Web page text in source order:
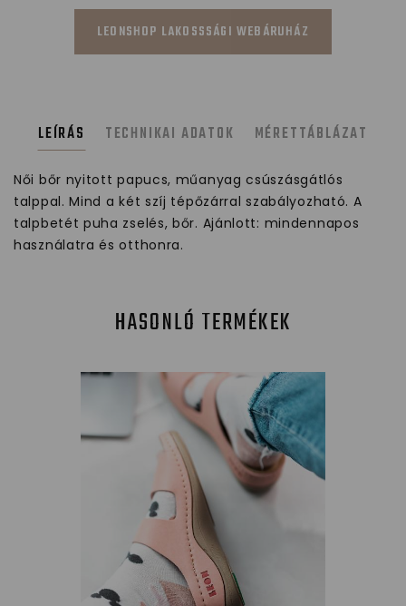
LEONSHOP LAKOSSSÁGI WEBÁRUHÁZ
LEÍRÁS TECHNIKAI ADATOK MÉRETTÁBLÁZAT
Női bőr nyitott papucs, műanyag csúszásgátlós
talppal. Mind a két szíj tépőzárral szabályozható. A
talpbetét puha zselés, bőr. Ajánlott: mindennapos
használatra és otthonra.
HASONLÓ TERMÉKEK